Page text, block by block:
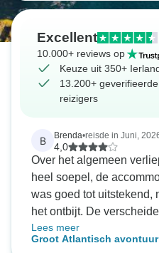
Excellent
10.000+ reviews op
Keuze uit 350+
13.200+
reizigers
B Brenda•reisde in Juni,
4,0
Over het algemeen
heel soepel, de
was goed tot uitstekend,
het ontbijt. De
aan dingen om te doen
was uitzonderlijk, altijd
Lees meer
Groot Atlantisch avontuur